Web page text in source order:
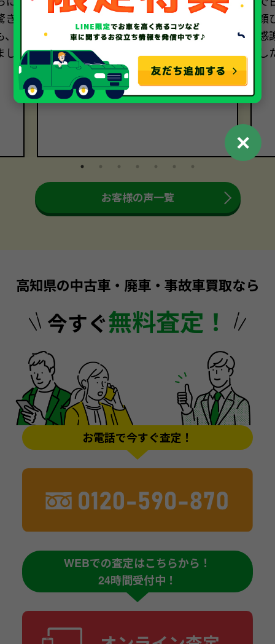
寧でした。おかげさまで、売却に関
する全ての過程において大満足です。
本当にありがとうございました。
し
お客様の声一覧
高知県の中古車・廃車・事故車買取なら
今すぐ無料査定！
お電話で今すぐ査定！
WEBでの査定はこちらから！
24時間受付中！
✕